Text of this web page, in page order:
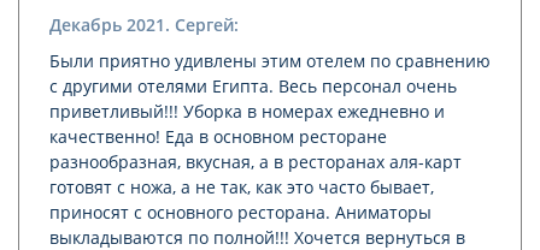
Декабрь 2021. Сергей:
Были приятно удивлены этим отелем по сравнению
с другими отелями Египта. Весь персонал очень
приветливый!!! Уборка в номерах ежедневно и
качественно! Еда в основном ресторане
разнообразная, вкусная, а в ресторанах аля-карт
готовят с ножа, а не так, как это часто бывает,
приносят с основного ресторана. Аниматоры
выкладываются по полной!!! Хочется вернуться в